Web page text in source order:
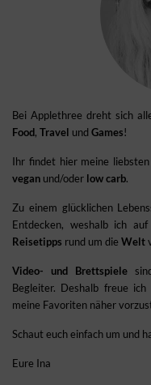
Bei Applethree dreht sich
Food, Travel und Games!
Ihr findet hier meine liebsten
vegan und/oder low carb.
Zu einem glücklichen
Entdecken, weshalb ich
Reisetipps rund um die Welt
Video- und Brettspiele
Begleiter. Deshalb freue
meine Favoriten näher
Schaut euch einfach um und
Eure Ina